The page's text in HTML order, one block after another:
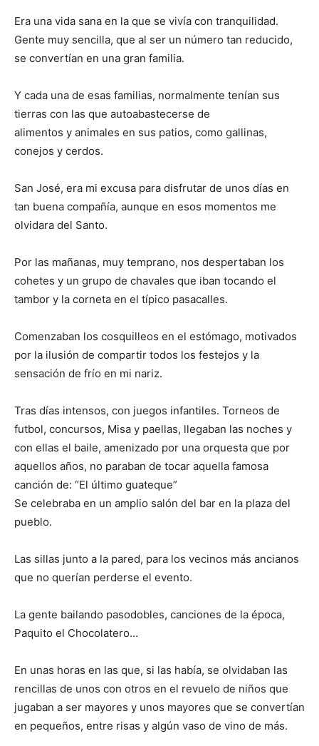
Era una vida sana en la que se vivía con tranquilidad.
Gente muy sencilla, que al ser un número tan reducido,
se convertían en una gran familia.
Y cada una de esas familias, normalmente tenían sus
tierras con las que autoabastecerse de
alimentos y animales en sus patios, como gallinas,
conejos y cerdos.
San José, era mi excusa para disfrutar de unos días en
tan buena compañía, aunque en esos momentos me
olvidara del Santo.
Por las mañanas, muy temprano, nos despertaban los
cohetes y un grupo de chavales que iban tocando el
tambor y la corneta en el típico pasacalles.
Comenzaban los cosquilleos en el estómago, motivados
por la ilusión de compartir todos los festejos y la
sensación de frío en mi nariz.
Tras días intensos, con juegos infantiles. Torneos de
futbol, concursos, Misa y paellas, llegaban las noches y
con ellas el baile, amenizado por una orquesta que por
aquellos años, no paraban de tocar aquella famosa
canción de: “El último guateque”
Se celebraba en un amplio salón del bar en la plaza del
pueblo.
Las sillas junto a la pared, para los vecinos más ancianos
que no querían perderse el evento.
La gente bailando pasodobles, canciones de la época,
Paquito el Chocolatero…
En unas horas en las que, si las había, se olvidaban las
rencillas de unos con otros en el revuelo de niños que
jugaban a ser mayores y unos mayores que se convertían
en pequeños, entre risas y algún vaso de vino de más.